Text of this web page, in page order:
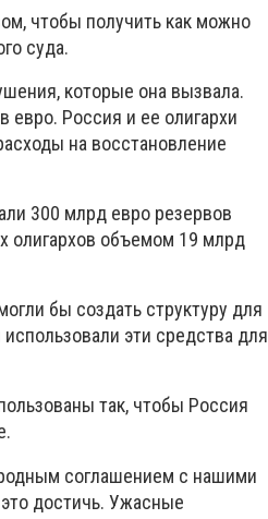
чтобы получить как можно
суда.
которые она вызвала.
евро. Россия и ее олигархи
на восстановление
300 млрд евро резервов
олигархов объемом 19 млрд
бы создать структуру для
эти средства для
так, чтобы Россия
соглашением с нашими
достичь. Ужасные